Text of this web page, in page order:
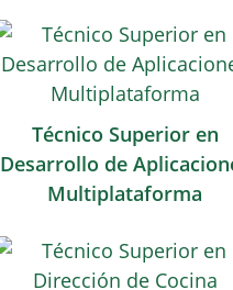
Técnico Superior en
Desarrollo de
Multiplataforma